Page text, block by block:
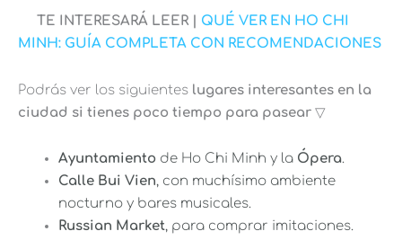
TE INTERESARÁ LEER |
QUÉ VER EN HO CHI
MINH: GUÍA COMPLETA CON RECOMENDACIONES
Podrás ver los siguientes lugares interesantes en la
ciudad si tienes poco tiempo para pasear ▽
Ayuntamiento de Ho Chi Minh y la Ópera.
Calle Bui Vien, con muchísimo ambiente
nocturno y bares musicales.
Russian Market, para comprar imitaciones.